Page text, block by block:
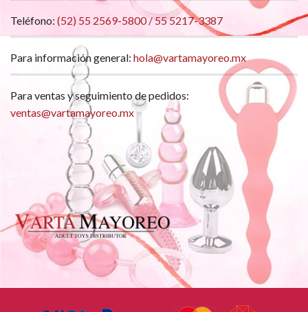
Teléfono: (52) 55 2569-5800 / 55 5217-3387
Para información general: hola@vartamayoreo.mx
Para ventas y seguimiento de pedidos:
ventas@vartamayoreo.mx